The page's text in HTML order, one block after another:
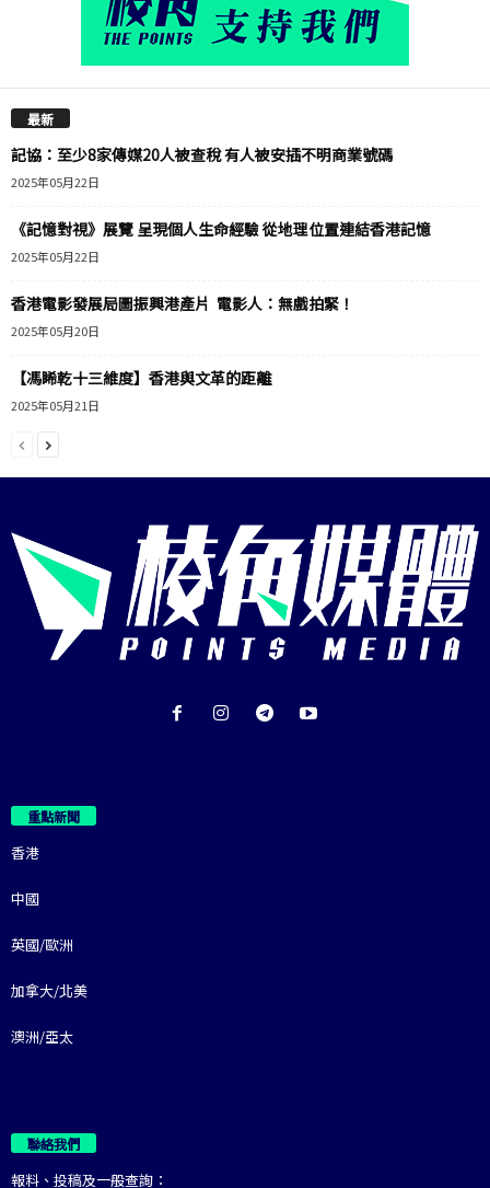
最新
記協：至少8家傳媒20人被查稅 有人被安插不明商業號碼
2025年05月22日
《記憶對視》展覽 呈現個人生命經驗 從地理位置連結香港記憶
2025年05月22日
香港電影發展局圖振興港產片 電影人：無戲拍緊！
2025年05月20日
【馮睎乾十三維度】香港與文革的距離
2025年05月21日
重點新聞
香港
中國
英國/歐洲
加拿大/北美
澳洲/亞太
聯絡我們
報料、投稿及一般查詢：